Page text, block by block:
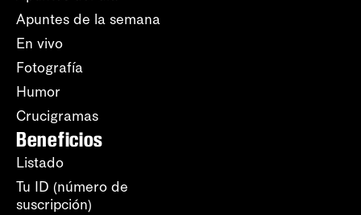
Apuntes de la semana
En vivo
Fotografía
Humor
Crucigramas
Beneficios
Listado
Tu ID (número de
suscripción)